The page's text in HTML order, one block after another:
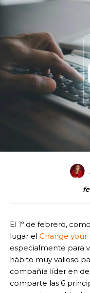
El 1º de febrero,
lugar el Change your
especialmente para
hábito muy valioso
compañía líder en
comparte las 6